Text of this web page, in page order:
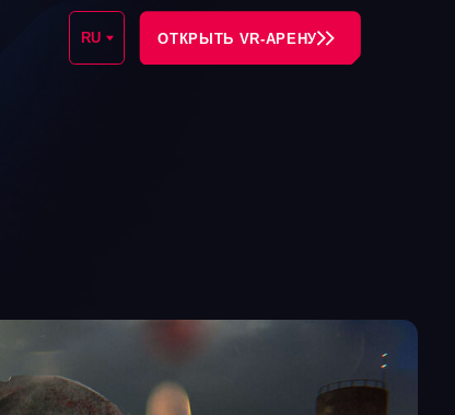
ОТКРЫТЬ VR-АРЕНУ